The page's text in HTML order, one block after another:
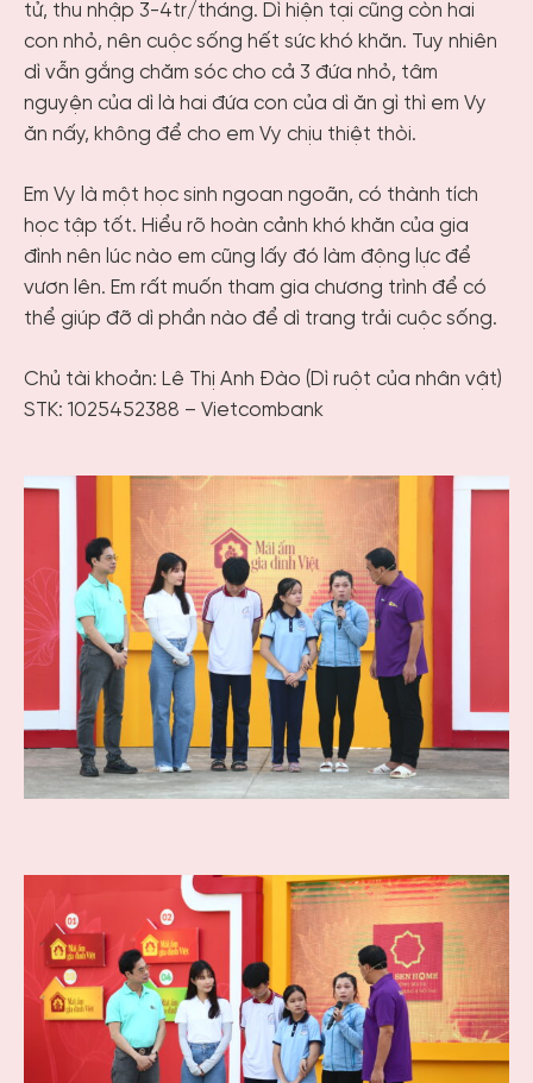
tử, thu nhập 3-4tr/tháng. Dì hiện tại cũng còn hai
con nhỏ, nên cuộc sống hết sức khó khăn. Tuy nhiên
dì vẫn gắng chăm sóc cho cả 3 đứa nhỏ, tâm
nguyện của dì là hai đứa con của dì ăn gì thì em Vy
ăn nấy, không để cho em Vy chịu thiệt thòi.
Em Vy là một học sinh ngoan ngoãn, có thành tích
học tập tốt. Hiểu rõ hoàn cảnh khó khăn của gia
đình nên lúc nào em cũng lấy đó làm động lực để
vươn lên. Em rất muốn tham gia chương trình để có
thể giúp đỡ dì phần nào để dì trang trải cuộc sống.
Chủ tài khoản: Lê Thị Anh Đào (Dì ruột của nhân vật)
STK: 1025452388 – Vietcombank